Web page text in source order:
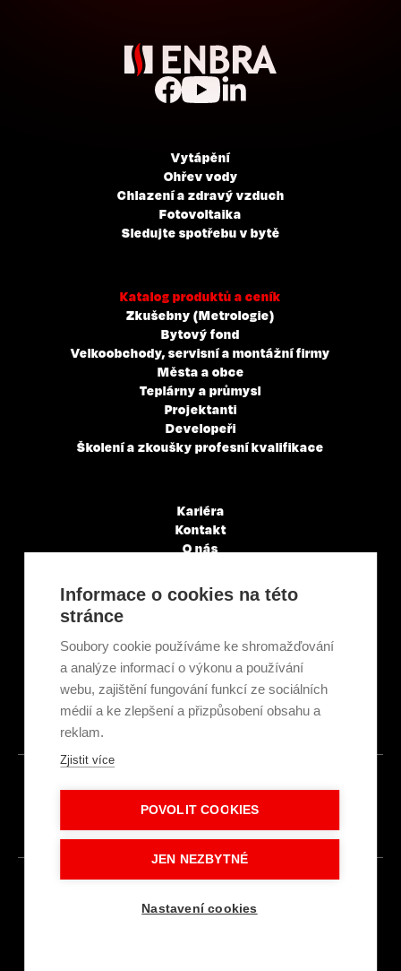
Vytápění
Ohřev vody
Chlazení a zdravý vzduch
Fotovoltaika
Sledujte spotřebu v bytě
Katalog produktů a ceník
Zkušebny (Metrologie)
Bytový fond
Velkoobchody, servisní a montážní firmy
Města a obce
Teplárny a průmysl
Projektanti
Developeři
Školení a zkoušky profesní kvalifikace
Kariéra
Kontakt
O nás
Články a novinky
GDPR & Cookies
Ekologická recyklace
Projekty EU
Intranet - Přihlášení
Přihlášení
© 2026
Informace o cookies na této
stránce
Soubory cookie používáme ke shromažďování
a analýze informací o výkonu a používání
webu, zajištění fungování funkcí ze sociálních
médií a ke zlepšení a přizpůsobení obsahu a
reklam.
Zjistit více
POVOLIT COOKIES
JEN NEZBYTNÉ
Nastavení cookies